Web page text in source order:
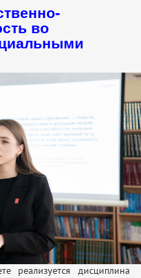
во
реализуется дисциплина